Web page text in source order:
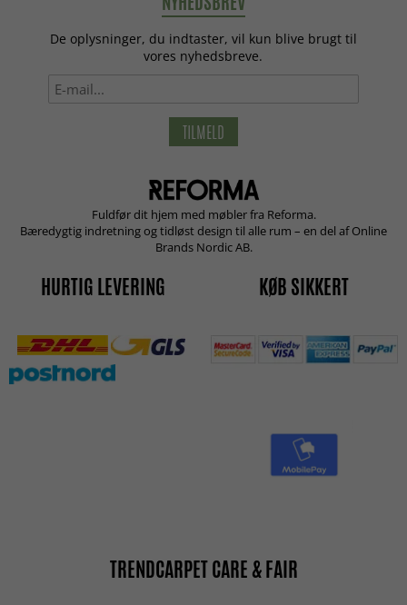
De oplysninger, du indtaster, vil kun blive brugt til
vores nyhedsbreve.
TILMELD
Fuldfør dit hjem med møbler fra Reforma.
Bæredygtig indretning og tidløst design til alle rum – en del af Online
Brands Nordic AB.
HURTIG LEVERING KØB SIKKERT
TRENDCARPET CARE & FAIR